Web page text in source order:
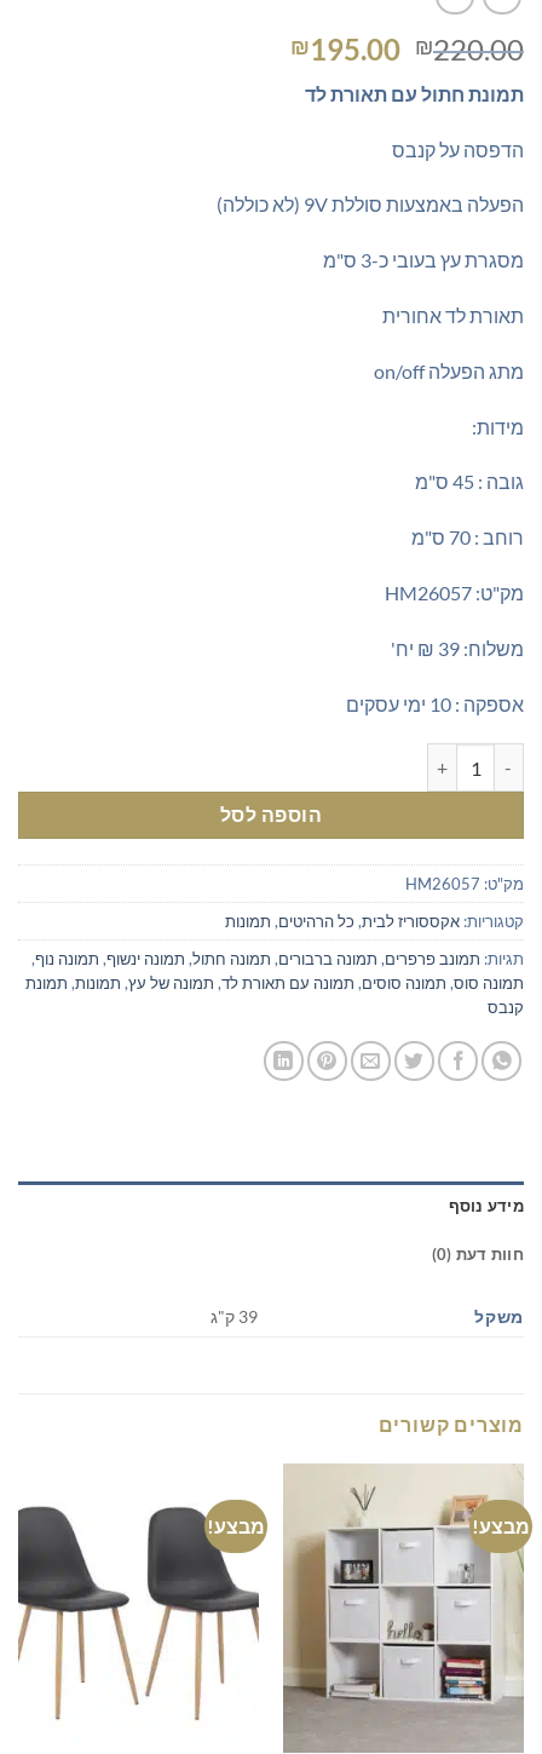
₪220.00
המחיר
היה:
₪195.00
תמונת חתול עם תאורת לד
הדפסה על קנבס
הפעלה באמצעות סוללת 9V (לא כוללה)
מסגרת עץ בעובי כ-3 ס"מ
תאורת לד אחורית
מתג הפעלה on/off
מידות:
גובה : 45 ס"מ
רוחב : 70 ס"מ
מק"ט: HM26057
משלוח: 39 ₪ יח'
אספקה : 10 ימי עסקים
הוספה לסל
מק"ט: HM26057
קטגוריות: אקססוריז לבית, כל הרהיטים, תמונות
תגיות: תמונב פרפרים, תמונה ברבורים, תמונה חתול, תמונה ינשוף, תמונה נוף,
תמונה סוס, תמונה סוסים, תמונה עם תאורת לד, תמונה של עץ, תמונות, תמונת
קנבס
מידע נוסף
חוות דעת (0)
משקל 39 ק"ג
מוצרים קשורים
מבצע! מבצע!